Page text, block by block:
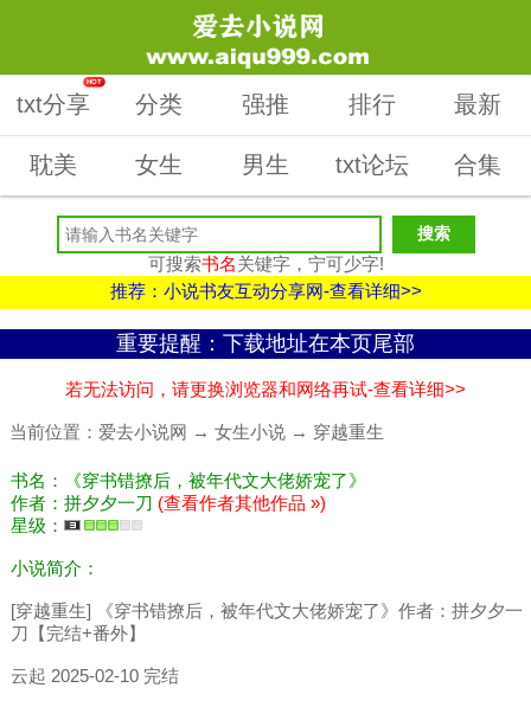
txt分享
HOT
分类 强推 排行 最新
耽美 女生 男生 txt论坛 合集
可搜索书名关键字，宁可少字!
推荐：小说书友互动分享网-查看详细>>
重要提醒：下载地址在本页尾部
若无法访问，请更换浏览器和网络再试-查看详细>>
当前位置： 爱去小说网 → 女生小说 → 穿越重生
书名：《穿书错撩后，被年代文大佬娇宠了》
作者：拼夕夕一刀 (查看作者其他作品 »)
星级：
小说简介：
[穿越重生] 《穿书错撩后，被年代文大佬娇宠了》作者：拼夕夕一
刀【完结+番外】
云起 2025-02-10 完结